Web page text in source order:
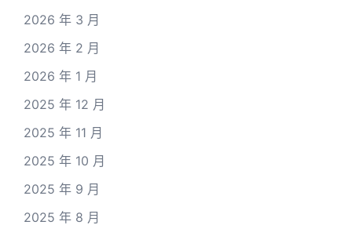
2026 年 3 月
2026 年 2 月
2026 年 1 月
2025 年 12 月
2025 年 11 月
2025 年 10 月
2025 年 9 月
2025 年 8 月